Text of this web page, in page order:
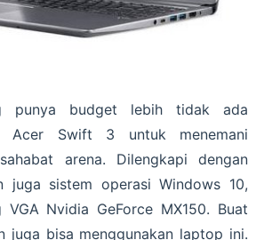
punya budget lebih tidak ada
Acer Swift 3 untuk menemani
arena. Dilengkapi dengan
sistem operasi Windows 10,
VGA Nvidia GeForce MX150. Buat
juga bisa menggunakan laptop ini.